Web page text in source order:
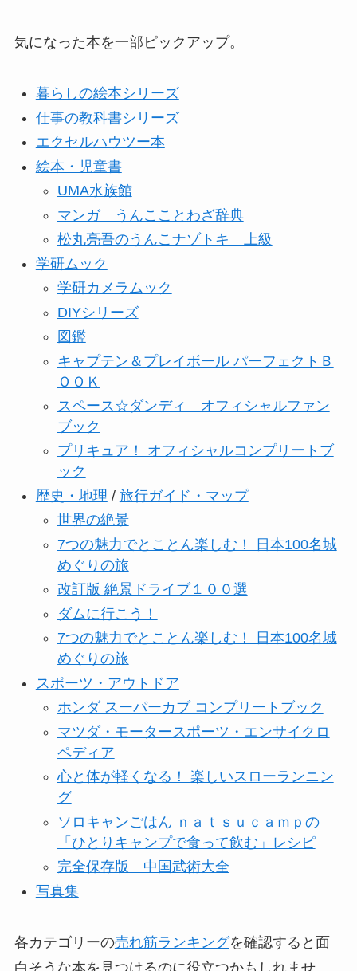
気になった本を一部ピックアップ。
暮らしの絵本シリーズ
仕事の教科書シリーズ
エクセルハウツー本
絵本・児童書
UMA水族館
マンガ うんこことわざ辞典
松丸亮吾のうんこナゾトキ 上級
学研ムック
学研カメラムック
DIYシリーズ
図鑑
キャプテン＆プレイボール パーフェクトＢ
ＯＯＫ
スペース☆ダンディ オフィシャルファン
ブック
プリキュア！ オフィシャルコンプリートブ
ック
歴史・地理 / 旅行ガイド・マップ
世界の絶景
7つの魅力でとことん楽しむ！ 日本100名城
めぐりの旅
改訂版 絶景ドライブ１００選
ダムに行こう！
7つの魅力でとことん楽しむ！ 日本100名城
めぐりの旅
スポーツ・アウトドア
ホンダ スーパーカブ コンプリートブック
マツダ・モータースポーツ・エンサイクロ
ペディア
心と体が軽くなる！ 楽しいスローランニン
グ
ソロキャンごはん ｎａｔｓｕｃａｍｐの
「ひとりキャンプで食って飲む」レシピ
完全保存版 中国武術大全
写真集
各カテゴリーの売れ筋ランキングを確認すると面